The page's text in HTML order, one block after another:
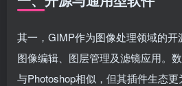
其一，GIMP作为图像处理领域的
图像编辑、图层管理及滤镜应用。
与Photoshop相似，但其插件生态